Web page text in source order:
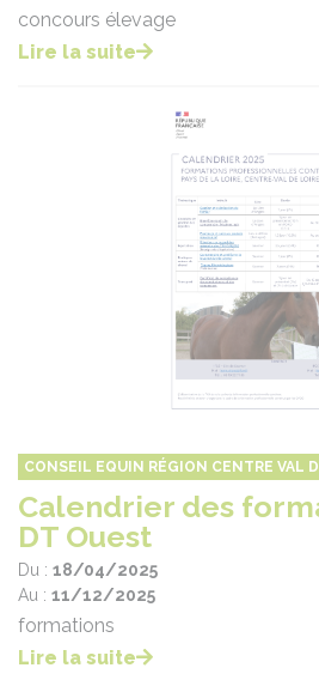
concours élevage
Lire la suite
CONSEIL EQUIN RÉGION CENTRE VAL
Calendrier des
DT Ouest
Du : 18/04/2025
Au : 11/12/2025
formations
Lire la suite